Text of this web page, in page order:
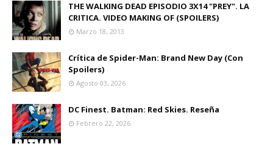
THE WALKING DEAD EPISODIO 3X14 "PREY". LA
CRITICA. VIDEO MAKING OF (SPOILERS)
Marzo 18, 2013
Crítica de Spider-Man: Brand New Day (Con
Spoilers)
Agosto 03, 2026
DC Finest. Batman: Red Skies. Reseña
Febrero 22, 2026